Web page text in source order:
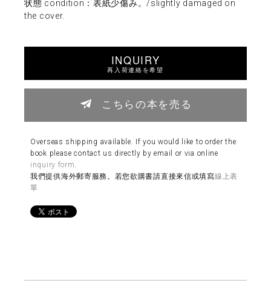
状態 condition：表紙少傷み。/slightly damaged on
the cover.
INQUIRY
再入荷連絡を希望
こちらの本を売る
Overseas shipping available. If you would like to order the
book please contact us directly by email or via online
inquiry form
我們提供海外郵寄服務。若您欲購書請直接來信或填寫線上表
單